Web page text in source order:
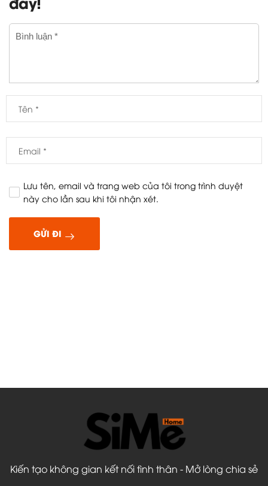
Lưu tên, email và trang web của tôi trong trình duyệt
này cho lần sau khi tôi nhận xét.
GỬI ĐI
Kiến tạo không gian kết nối tình thân - Mở lòng chia sẻ